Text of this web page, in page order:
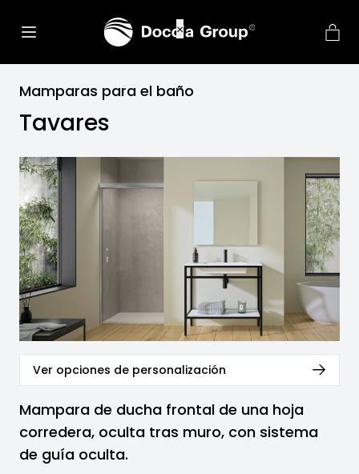
Mamparas para el baño
Tavares
Ver opciones de personalización
Mampara de ducha frontal de una hoja
corredera, oculta tras muro, con sistema
de guía oculta.
×